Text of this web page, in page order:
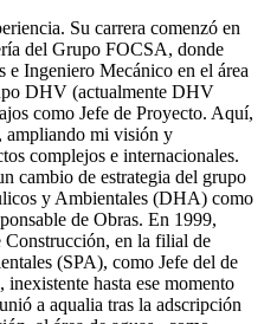
Su carrera comenzó en
del Grupo FOCSA, donde
e Ingeniero Mecánico en el área
DHV (actualmente DHV
como Jefe de Proyecto. Aquí,
ampliando mi visión y
complejos e internacionales.
cambio de estrategia del grupo
y Ambientales (DHA) como
de Obras. En 1999,
en la filial de
(SPA), como Jefe del de
hasta ese momento
a aqualia tras la adscripción